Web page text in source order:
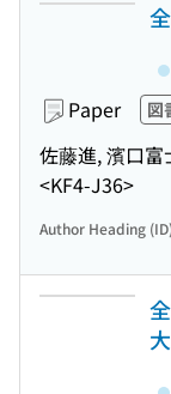
Paper 図
佐藤進, 濱口
<KF4-J36>
Author Heading